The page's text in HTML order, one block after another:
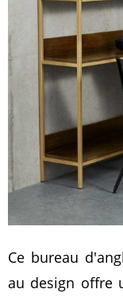
Ce bureau
au design offre